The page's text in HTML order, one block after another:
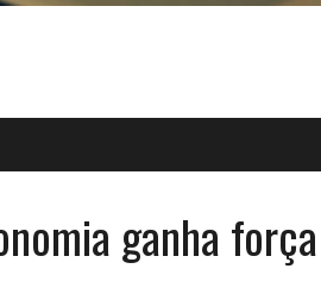
ganha força